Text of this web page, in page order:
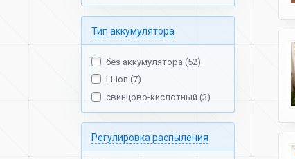
Тип аккумулятора
без аккумулятора (52)
Li-ion (7)
свинцово-кислотный (3)
Регулировка распыления